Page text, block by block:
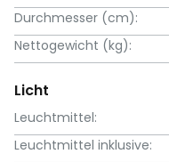
Durchmesser (cm):
Nettogewicht (kg):
Licht
Leuchtmittel:
Leuchtmittel inklusive: